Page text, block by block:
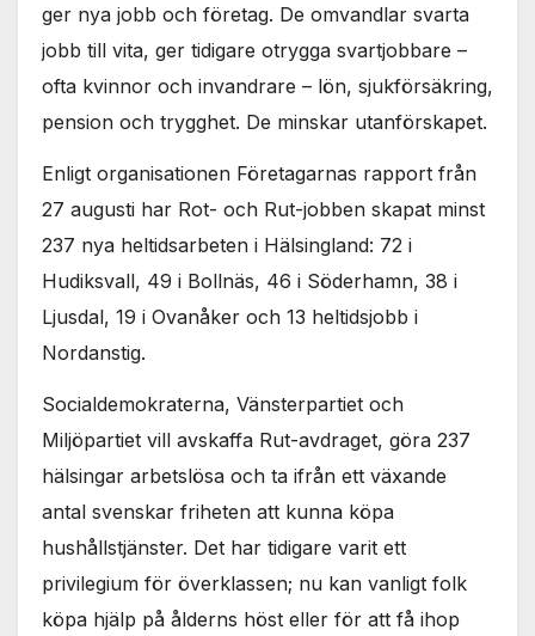
ger nya jobb och företag. De omvandlar svarta
jobb till vita, ger tidigare otrygga svartjobbare –
ofta kvinnor och invandrare – lön, sjukförsäkring,
pension och trygghet. De minskar utanförskapet.
Enligt organisationen Företagarnas rapport från
27 augusti har Rot- och Rut-jobben skapat minst
237 nya heltidsarbeten i Hälsingland: 72 i
Hudiksvall, 49 i Bollnäs, 46 i Söderhamn, 38 i
Ljusdal, 19 i Ovanåker och 13 heltidsjobb i
Nordanstig.
Socialdemokraterna, Vänsterpartiet och
Miljöpartiet vill avskaffa Rut-avdraget, göra 237
hälsingar arbetslösa och ta ifrån ett växande
antal svenskar friheten att kunna köpa
hushållstjänster. Det har tidigare varit ett
privilegium för överklassen; nu kan vanligt folk
köpa hjälp på ålderns höst eller för att få ihop